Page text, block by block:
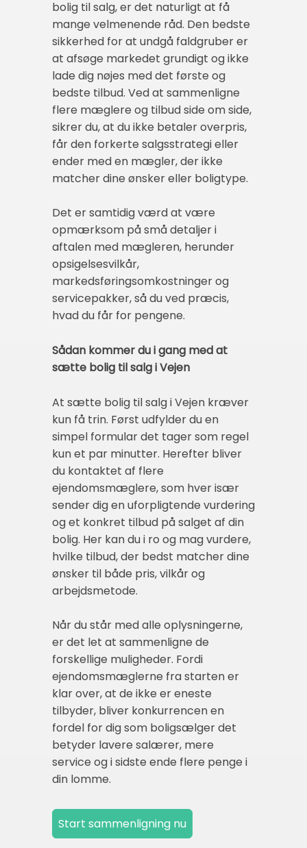
bolig til salg, er det naturligt at få
mange velmenende råd. Den bedste
sikkerhed for at undgå faldgruber er
at afsøge markedet grundigt og ikke
lade dig nøjes med det første og
bedste tilbud. Ved at sammenligne
flere mæglere og tilbud side om side,
sikrer du, at du ikke betaler overpris,
får den forkerte salgsstrategi eller
ender med en mægler, der ikke
matcher dine ønsker eller boligtype.
Det er samtidig værd at være
opmærksom på små detaljer i
aftalen med mægleren, herunder
opsigelsesvilkår,
markedsføringsomkostninger og
servicepakker, så du ved præcis,
hvad du får for pengene.
Sådan kommer du i gang med at
sætte bolig til salg i Vejen
At sætte bolig til salg i Vejen kræver
kun få trin. Først udfylder du en
simpel formular det tager som regel
kun et par minutter. Herefter bliver
du kontaktet af flere
ejendomsmæglere, som hver især
sender dig en uforpligtende vurdering
og et konkret tilbud på salget af din
bolig. Her kan du i ro og mag vurdere,
hvilke tilbud, der bedst matcher dine
ønsker til både pris, vilkår og
arbejdsmetode.
Når du står med alle oplysningerne,
er det let at sammenligne de
forskellige muligheder. Fordi
ejendomsmæglerne fra starten er
klar over, at de ikke er eneste
tilbyder, bliver konkurrencen en
fordel for dig som boligsælger det
betyder lavere salærer, mere
service og i sidste ende flere penge i
din lomme.